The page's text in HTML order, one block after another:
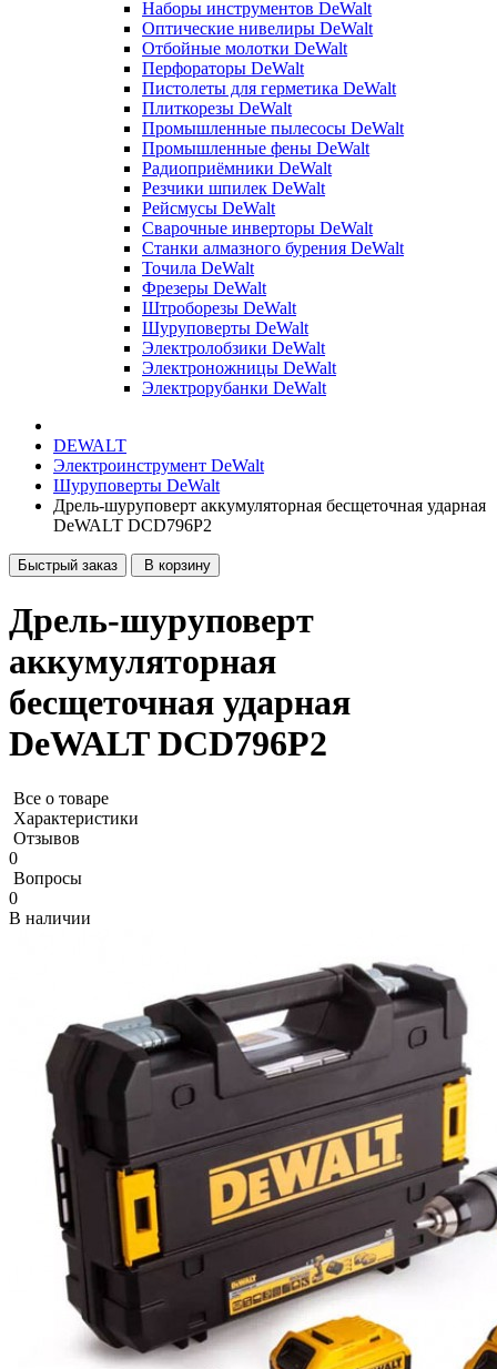
Наборы инструментов DeWalt
Оптические нивелиры DeWalt
Отбойные молотки DeWalt
Перфораторы DeWalt
Пистолеты для герметика DeWalt
Плиткорезы DeWalt
Промышленные пылесосы DeWalt
Промышленные фены DeWalt
Радиоприёмники DeWalt
Резчики шпилек DeWalt
Рейсмусы DeWalt
Сварочные инверторы DeWalt
Станки алмазного бурения DeWalt
Точила DeWalt
Фрезеры DeWalt
Штроборезы DeWalt
Шуруповерты DeWalt
Электролобзики DeWalt
Электроножницы DeWalt
Электрорубанки DeWalt
DEWALT
Электроинструмент DeWalt
Шуруповерты DeWalt
Дрель-шуруповерт аккумуляторная бесщеточная ударная
DeWALT DCD796P2
Быстрый заказ В корзину
Дрель-шуруповерт
аккумуляторная
бесщеточная ударная
DeWALT DCD796P2
Все о товаре
Характеристики
Отзывов
0
Вопросы
0
В наличии